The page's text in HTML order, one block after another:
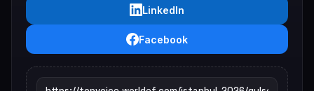
LinkedIn
Facebook